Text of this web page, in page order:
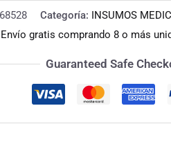
Categoría:
INSUMOS
Envío gratis comprando 8 o más
Guaranteed Safe